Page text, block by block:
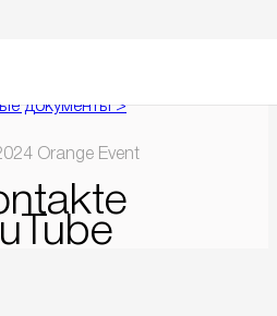
документы >
Orange Event